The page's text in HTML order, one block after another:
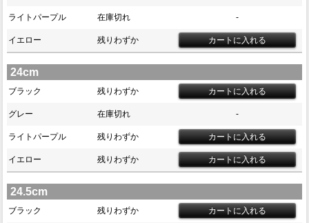
ライトパープル 在庫切れ -
イエロー 残りわずか
24cm
ブラック 残りわずか
グレー 在庫切れ -
ライトパープル 残りわずか
イエロー 残りわずか
24.5cm
ブラック 残りわずか